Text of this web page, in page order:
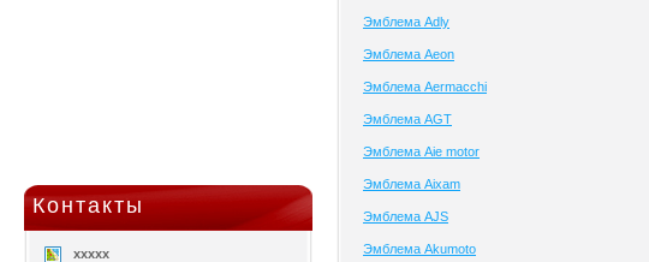
Контакты
xxxxx
Эмблема Adly
Эмблема Aeon
Эмблема Aermacchi
Эмблема AGT
Эмблема Aie motor
Эмблема Aixam
Эмблема AJS
Эмблема Akumoto